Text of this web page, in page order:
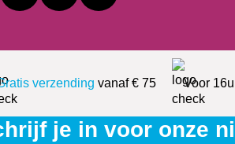
verzending vanaf € 75 Voor
je in voor onze